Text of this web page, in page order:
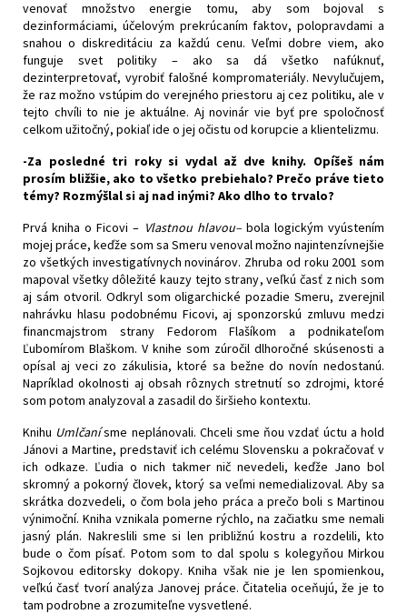
venovať množstvo energie tomu, aby som bojoval s
dezinformáciami, účelovým prekrúcaním faktov, polopravdami a
snahou o diskreditáciu za každú cenu. Veľmi dobre viem, ako
funguje svet politiky – ako sa dá všetko nafúknuť,
dezinterpretovať, vyrobiť falošné kompromateriály. Nevylučujem,
že raz možno vstúpim do verejného priestoru aj cez politiku, ale v
tejto chvíli to nie je aktuálne. Aj novinár vie byť pre spoločnosť
celkom užitočný, pokiaľ ide o jej očistu od korupcie a klientelizmu.
-Za posledné tri roky si vydal až dve knihy. Opíšeš nám
prosím bližšie, ako to všetko prebiehalo? Prečo práve tieto
témy? Rozmýšlal si aj nad inými? Ako dlho to trvalo?
Prvá kniha o Ficovi – Vlastnou hlavou– bola logickým vyústením
mojej práce, keďže som sa Smeru venoval možno najintenzívnejšie
zo všetkých investigatívnych novinárov. Zhruba od roku 2001 som
mapoval všetky dôležité kauzy tejto strany, veľkú časť z nich som
aj sám otvoril. Odkryl som oligarchické pozadie Smeru, zverejnil
nahrávku hlasu podobnému Ficovi, aj sponzorskú zmluvu medzi
financmajstrom strany Fedorom Flašíkom a podnikateľom
Ľubomírom Blaškom. V knihe som zúročil dlhoročné skúsenosti a
opísal aj veci zo zákulisia, ktoré sa bežne do novín nedostanú.
Napríklad okolnosti aj obsah rôznych stretnutí so zdrojmi, ktoré
som potom analyzoval a zasadil do širšieho kontextu.
Knihu Umlčanísme neplánovali. Chceli sme ňou vzdať úctu a hold
Jánovi a Martine, predstaviť ich celému Slovensku a pokračovať v
ich odkaze. Ľudia o nich takmer nič nevedeli, keďže Jano bol
skromný a pokorný človek, ktorý sa veľmi nemedializoval. Aby sa
skrátka dozvedeli, o čom bola jeho práca a prečo boli s Martinou
výnimoční. Kniha vznikala pomerne rýchlo, na začiatku sme nemali
jasný plán. Nakreslili sme si len približnú kostru a rozdelili, kto
bude o čom písať. Potom som to dal spolu s kolegyňou Mirkou
Sojkovou editorsky dokopy. Kniha však nie je len spomienkou,
veľkú časť tvorí analýza Janovej práce. Čitatelia oceňujú, že je to
tam podrobne a zrozumiteľne vysvetlené.